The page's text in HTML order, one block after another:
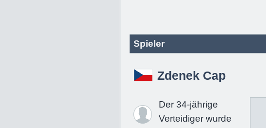
Spieler
Zdenek Cap
Der 34-jährige
Verteidiger wurde